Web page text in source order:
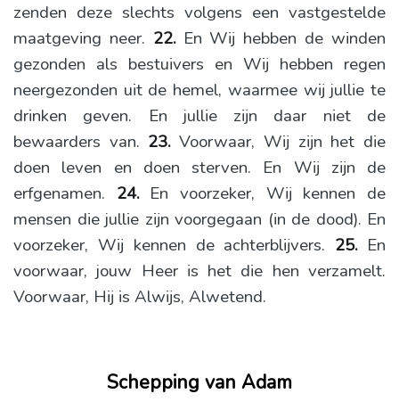
zenden deze slechts volgens een vastgestelde
maatgeving neer. 22. En Wij hebben de winden
gezonden als bestuivers en Wij hebben regen
neergezonden uit de hemel, waarmee wij jullie te
drinken geven. En jullie zijn daar niet de
bewaarders van. 23. Voorwaar, Wij zijn het die
doen leven en doen sterven. En Wij zijn de
erfgenamen. 24. En voorzeker, Wij kennen de
mensen die jullie zijn voorgegaan (in de dood). En
voorzeker, Wij kennen de achterblijvers. 25. En
voorwaar, jouw Heer is het die hen verzamelt.
Voorwaar, Hij is Alwijs, Alwetend.
Schepping van Adam